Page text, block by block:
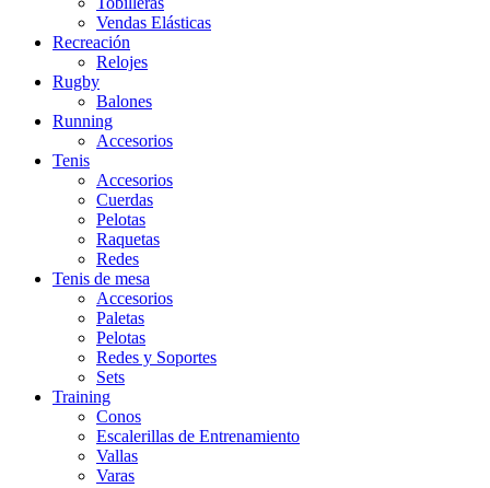
Vendas Elásticas
Recreación
Relojes
Rugby
Balones
Running
Accesorios
Tenis
Accesorios
Cuerdas
Pelotas
Raquetas
Redes
Tenis de mesa
Accesorios
Paletas
Pelotas
Redes y Soportes
Sets
Training
Conos
Escalerillas de Entrenamiento
Vallas
Varas